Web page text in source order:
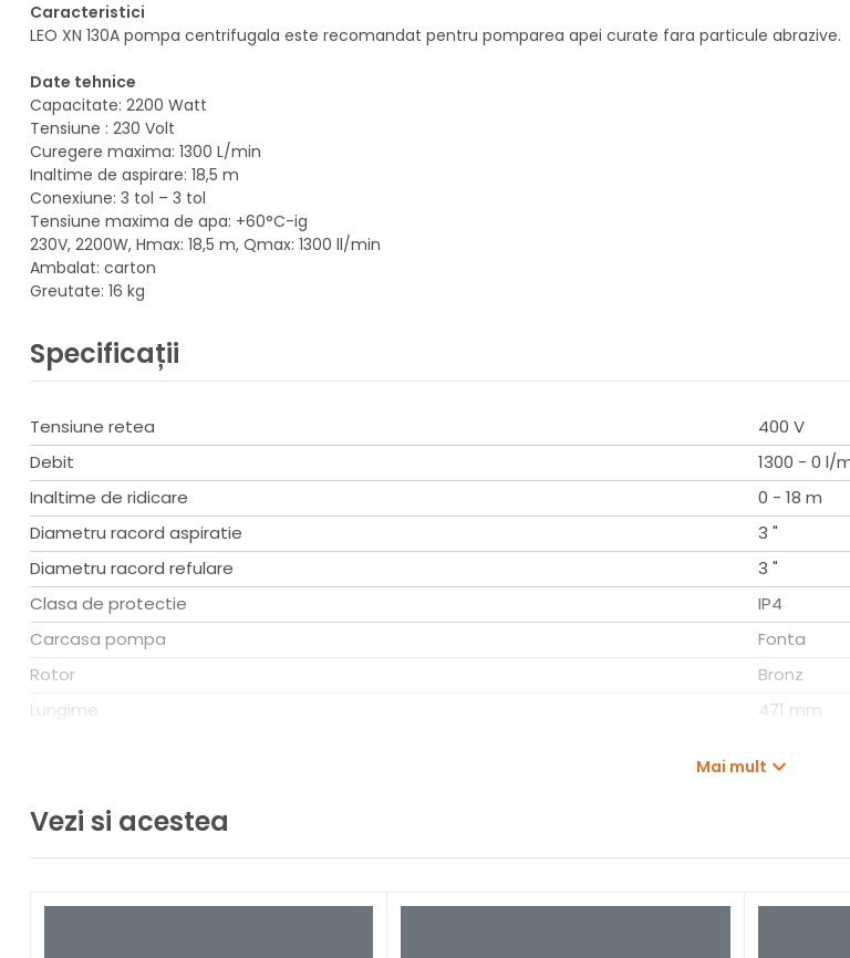
Caracteristici
LEO XN 130A pompa centrifugala este recomandat pentru pomparea apei curate fara particule abrazive.
Date tehnice
Capacitate: 2200 Watt
Tensiune : 230 Volt
Curegere maxima: 1300 L/min
Inaltime de aspirare: 18,5 m
Conexiune: 3 tol – 3 tol
Tensiune maxima de apa: +60°C-ig
230V, 2200W, Hmax: 18,5 m, Qmax: 1300 ll/min
Ambalat: carton
Greutate: 16 kg
Specificații
Tensiune retea
400 V
Debit
1300 - 0 l/
Inaltime de ridicare
0 - 18 m
Diametru racord aspiratie
3 "
Diametru racord refulare
3 "
Clasa de protectie
IP4
Carcasa pompa
Fonta
Rotor
Bronz
Lungime
471 mm
300 mm
Greutate
Mai mult
Vezi si acestea